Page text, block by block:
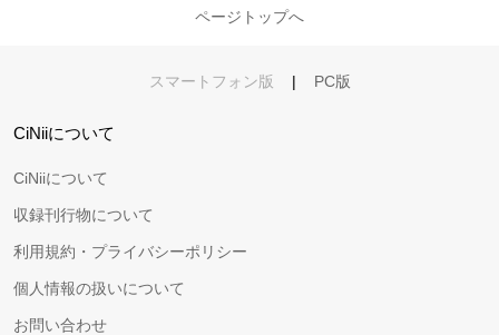
ページトップへ
スマートフォン版 | PC版
CiNiiについて
CiNiiについて
収録刊行物について
利用規約・プライバシーポリシー
個人情報の扱いについて
お問い合わせ